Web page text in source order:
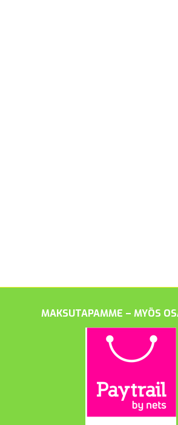
MAKSUTAPAMME – MYÖS